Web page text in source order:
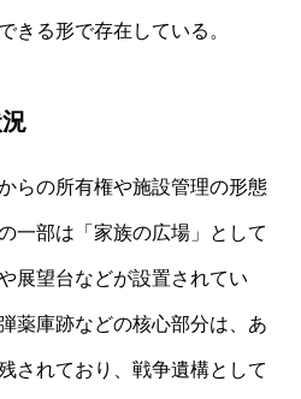
きる形で存在している。
らの所有権や施設管理の形態
一部は「家族の広場」として
展望台などが設置されてい
薬庫跡などの核心部分は、あ
されており、戦争遺構として